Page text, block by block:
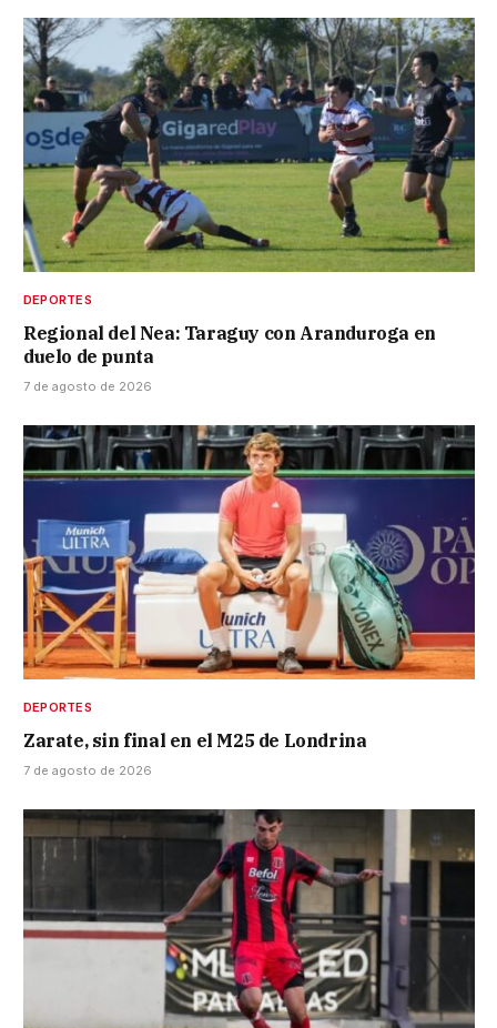
DEPORTES
Regional del Nea: Taraguy con Aranduroga en
duelo de punta
7 de agosto de 2026
DEPORTES
Zarate, sin final en el M25 de Londrina
7 de agosto de 2026